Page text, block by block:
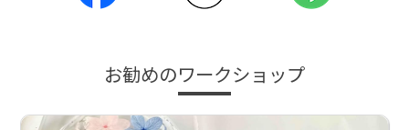
お勧めのワークショップ